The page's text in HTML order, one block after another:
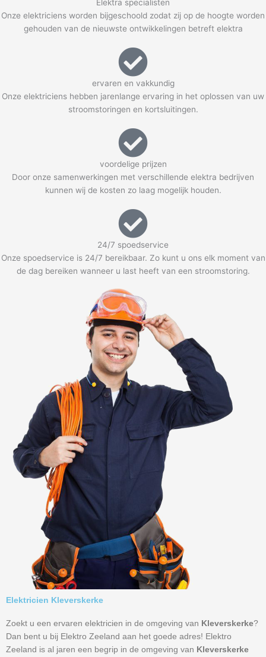
Elektra specialisten
Onze elektriciens worden bijgeschoold zodat zij op de hoogte worden
gehouden van de nieuwste ontwikkelingen betreft elektra
ervaren en vakkundig
Onze elektriciens hebben jarenlange ervaring in het oplossen van uw
stroomstoringen en kortsluitingen.
voordelige prijzen
Door onze samenwerkingen met verschillende elektra bedrijven
kunnen wij de kosten zo laag mogelijk houden.
24/7 spoedservice
Onze spoedservice is 24/7 bereikbaar. Zo kunt u ons elk moment van
de dag bereiken wanneer u last heeft van een stroomstoring.
Elektricien Kleverskerke
Zoekt u een ervaren elektricien in de omgeving van Kleverskerke?
Dan bent u bij Elektro Zeeland aan het goede adres! Elektro
Zeeland is al jaren een begrip in de omgeving van Kleverskerke